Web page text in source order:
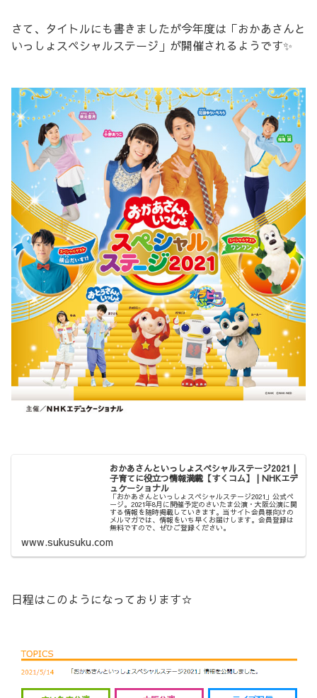
さて、タイトルにも書きましたが今年度は「おかあさんと
いっしょスペシャルステージ」が開催されるようです✨
おかあさんといっしょスペシャルステージ2021 |
子育てに役立つ情報満載【すくコム】 | NHKエデ
ュケーショナル
「おかあさんといっしょスペシャルステージ2021」公式ペ
ージ。2021年8月に開催予定のさいたま公演・大阪公演に関
する情報を随時掲載していきます。当サイト会員様向けの
メルマガでは、情報をいち早くお届けします。会員登録は
無料ですので、ぜひご登録ください。
www.sukusuku.com
日程はこのようになっております☆